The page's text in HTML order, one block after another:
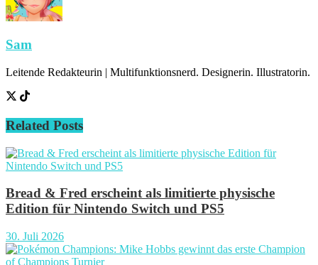
Sam
Leitende Redakteurin | Multifunktionsnerd. Designerin. Illustratorin.
Related Posts
Bread & Fred erscheint als limitierte physische
Edition für Nintendo Switch und PS5
30. Juli 2026